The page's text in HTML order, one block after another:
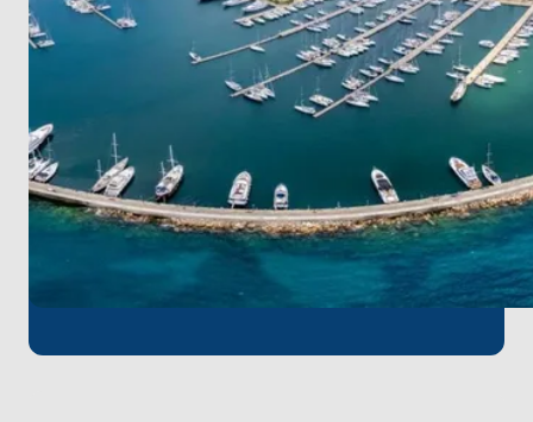
renkli evlerin ve büyüleyici butiklerin kristal
berraklığındaki suların manzarasını çerçevelediği
ikonik Hydra limanını deneyimleyin.
Yemyeşil çam ormanları ve sakin plajlarıyla Poros'un
doğal güzelliğine dalın. Ardından, olağanüstü
derecede korunmuş bir tiyatronun geçmiş
dönemlerin hikayelerini fısıldadığı Epidaurus'un antik
şifa harikalarını keşfedin.
Son olarak, güneşin öptüğü adaların anılarını, dost
canlısı yerel halkı ve büyüleyici Yunan kültürünün
tarihi yankılarını taşıyan Alimos Marina'ya dönün. Bu
Saronik Körfezi macerası, sizi bu eşsiz
çeşitli deneyimler vaat ediyor.